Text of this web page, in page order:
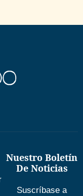
Nuestro Boletín
De Noticias
Suscríbase a